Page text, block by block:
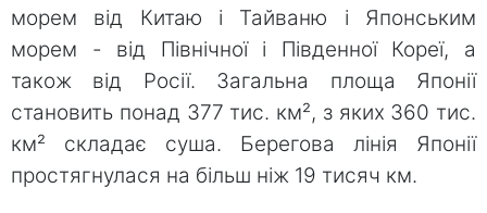
морем від Китаю і Тайваню і Японським
морем - від Північної і Південної Кореї, а
також від Росії. Загальна площа Японії
становить понад 377 тис. км², з яких 360 тис.
км² складає суша. Берегова лінія Японії
простягнулася на більш ніж 19 тисяч км.